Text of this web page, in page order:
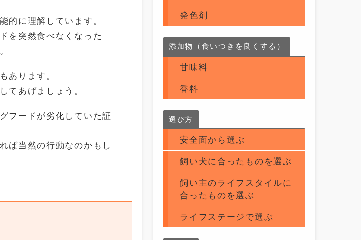
的に理解しています。
を突然食べなくなった
あります。
てあげましょう。
フードが劣化していた証
ば当然の行動なのかもし
発色剤
添加物（食いつきを良くする）
甘味料
香料
選び方
安全面から選ぶ
飼い犬に合ったものを選ぶ
飼い主のライフスタイルに
合ったものを選ぶ
ライフステージで選ぶ